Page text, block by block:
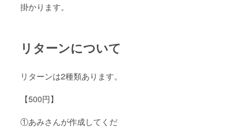
掛かります。
リターンについて
リターンは2種類あります。
【500円】
①あみさんが作成してくだ